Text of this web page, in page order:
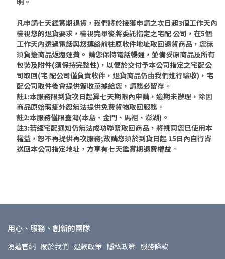
凡申請七天鑑賞期退貨，我們將於接獲申請之次日起3個工作天內
檢視您的退貨要求，檢視完畢後將委託指定之宅配 公司，在5個
工作天內透過電話與您連絡前往原收件地址取回退貨商品，您無
須負擔商品返還運費。 請您保持電話暢通，並備妥原商品及所有
包裝及附件(須保持完整性) ，以便於交付予本公司指定之宅配公
司取回(宅 配公司僅負責收件，退貨商品仍由我們進行驗收)，宅
配公司取件後會提供簽收單據給您，請務必留存。
註1:本服務限到貨次日起算七天期限內申請，逾期未辦理，除因
商品原始瑕疵外恕無法提供免費貨物取回服務。
註2:本服務僅限臺灣(本島、金門、馬祖、澎湖)。
註3:若經宅配通知仍無法成功聯繫取回商品，將視同您巳使用本
權益，恕不再提供再次服務;故請您須於到貨日起 15日內自行寄
送回本公司指定地址，方享有七天鑑賞期退費權益。
用心、服務、創新的團隊
湧蓮官網 關於我們 退款政策 隱私政策 服務條款